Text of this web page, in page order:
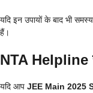
यदि इन उपायों के बाद भी
हैं।
NTA
यदि आप JEE Main 2025